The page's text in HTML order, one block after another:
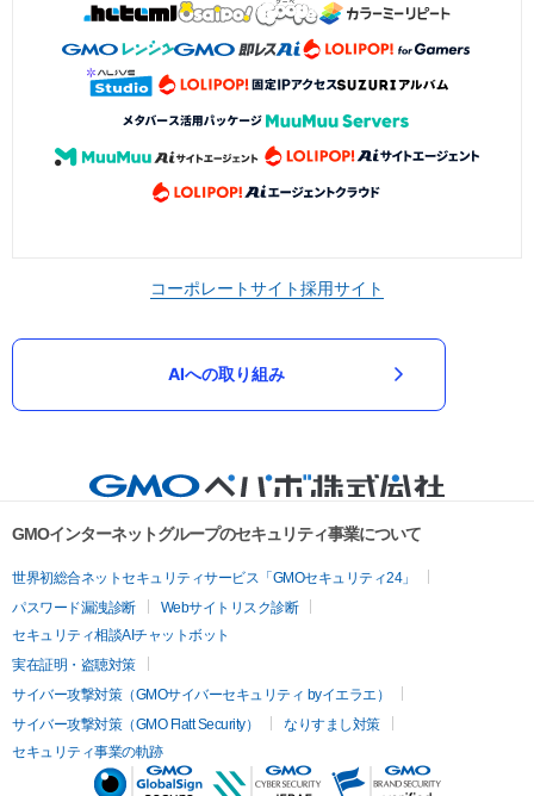
コーポレートサイト採用サイト
AIへの取り組み
GMOインターネットグループのセキュリティ事業について
世界初総合ネットセキュリティサービス「GMOセキュリティ24」
パスワード漏洩診断
Webサイトリスク診断
セキュリティ相談AIチャットボット
実在証明・盗聴対策
サイバー攻撃対策（GMOサイバーセキュリティ byイエラエ）
サイバー攻撃対策（GMO Flatt Security）
なりすまし対策
セキュリティ事業の軌跡